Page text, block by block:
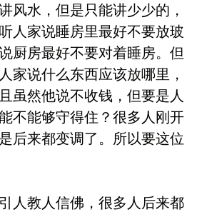
风水，但是只能讲少少的，
人家说睡房里最好不要放玻
厨房最好不要对着睡房。但
家说什么东西应该放哪里，
虽然他说不收钱，但要是人
不能够守得住？很多人刚开
后来都变调了。所以要这位
人教人信佛，很多人后来都